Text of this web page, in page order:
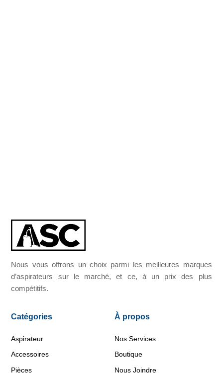
Nous vous offrons un choix parmi les meilleures marques
d’aspirateurs sur le marché, et ce, à un prix des plus
compétitifs.
Catégories
Aspirateur
Accessoires
Pièces
À propos
Nos Services
Boutique
Nous Joindre